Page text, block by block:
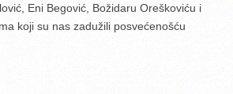
Eni Begović, Božidaru Oreškoviću i
koji su nas zadužili posvećenošću